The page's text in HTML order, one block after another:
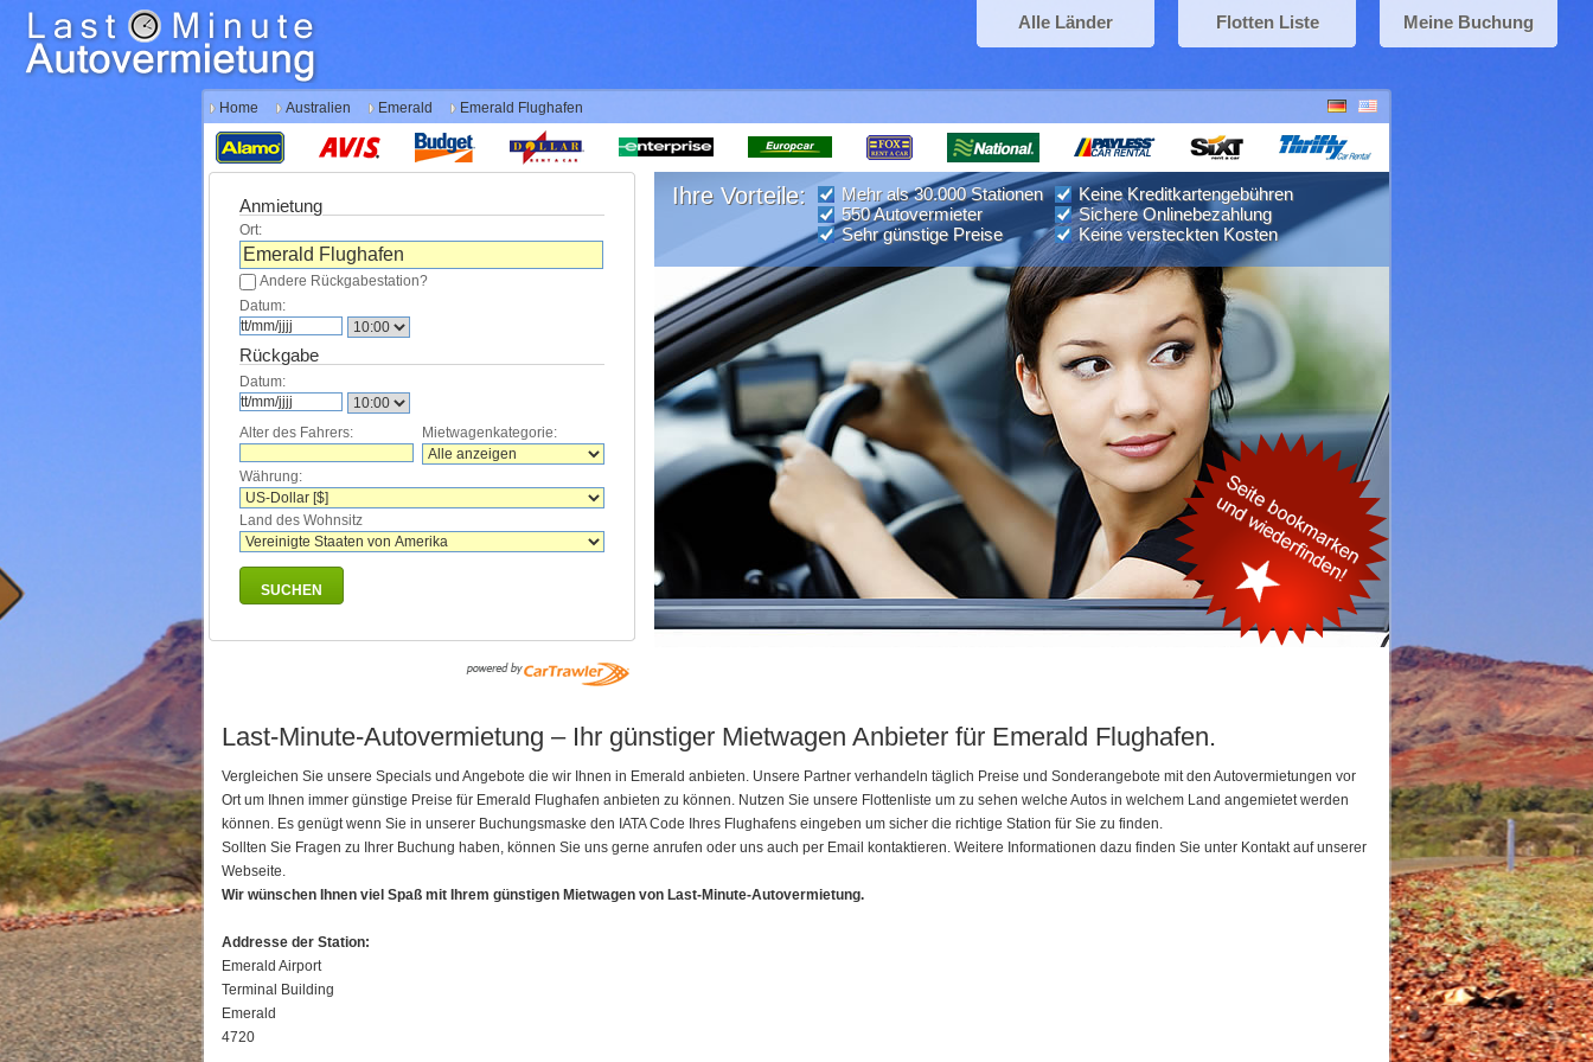
Alle Länder Flotten Liste Meine Buchung
Home Australien Emerald Emerald Flughafen
Anmietung
Ort:
Andere Rückgabestation?
Datum:
Rückgabe
Datum:
Alter des Fahrers: Mietwagenkategorie:
Währung:
Land des Wohnsitz
SUCHEN
Ihre Vorteile:
Mehr als 30.000 Stationen
550 Autovermieter
Sehr günstige Preise
Keine Kreditkartengebühren
Sichere Onlinebezahlung
Keine versteckten Kosten
Last-Minute-Autovermietung – Ihr günstiger Mietwagen Anbieter für Emerald Flughafen.
Vergleichen Sie unsere Specials und Angebote die wir Ihnen in Emerald anbieten. Unsere Partner verhandeln täglich Preise und Sonderangebote mit den Autovermietungen vor
Ort um Ihnen immer günstige Preise für Emerald Flughafen anbieten zu können. Nutzen Sie unsere Flottenliste um zu sehen welche Autos in welchem Land angemietet werden
können. Es genügt wenn Sie in unserer Buchungsmaske den IATA Code Ihres Flughafens eingeben um sicher die richtige Station für Sie zu finden.
Sollten Sie Fragen zu Ihrer Buchung haben, können Sie uns gerne anrufen oder uns auch per Email kontaktieren. Weitere Informationen dazu finden Sie unter Kontakt auf unserer
Webseite.
Wir wünschen Ihnen viel Spaß mit Ihrem günstigen Mietwagen von Last-Minute-Autovermietung.
Addresse der Station:
Emerald Airport
Terminal Building
Emerald
4720